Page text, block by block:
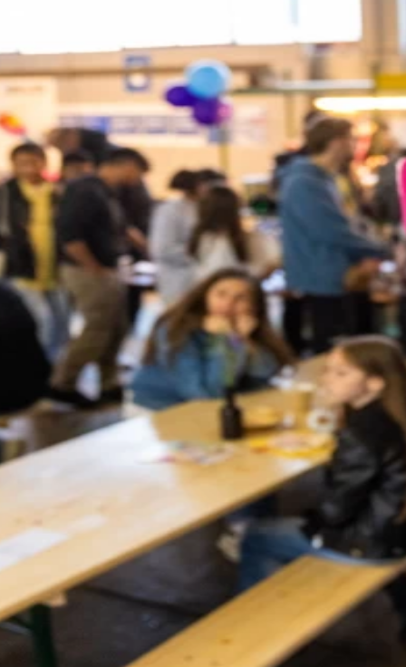
Wir verwenden Cookies
Wir und Dritte verwenden auf unseren Websites Cookies. Wir
verwenden Cookies, um Statistiken zu führen, Ihre Präferenzen zu
speichern, aber auch für Marketingzwecke (z. B. massgeschneiderte
Werbung).Weitere Informationen kannst du in unserer
Datenschutzerklärung nachlesen.
Impressum